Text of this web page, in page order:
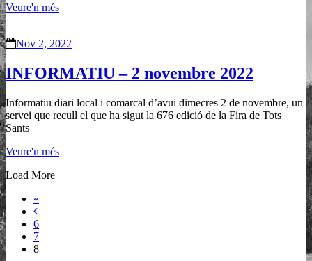
Veure'n més
Nov 2, 2022
INFORMATIU – 2 novembre 2022
Informatiu diari local i comarcal d’avui dimecres 2 de novembre, un
servei que recull el que ha sigut la 676 edició de la Fira de Tots
Sants
Veure'n més
Load More
«
6
7
8